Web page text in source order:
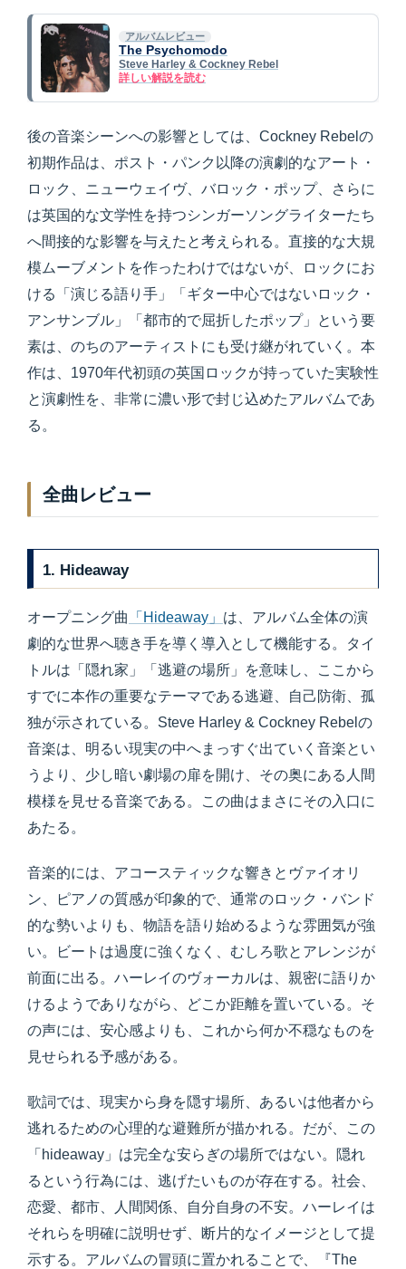
アルバムレビュー
The Psychomodo
Steve Harley & Cockney Rebel
詳しい解説を読む
後の音楽シーンへの影響としては、Cockney Rebelの
初期作品は、ポスト・パンク以降の演劇的なアート・
ロック、ニューウェイヴ、バロック・ポップ、さらに
は英国的な文学性を持つシンガーソングライターたち
へ間接的な影響を与えたと考えられる。直接的な大規
模ムーブメントを作ったわけではないが、ロックにお
ける「演じる語り手」「ギター中心ではないロック・
アンサンブル」「都市的で屈折したポップ」という要
素は、のちのアーティストにも受け継がれていく。本
作は、1970年代初頭の英国ロックが持っていた実験性
と演劇性を、非常に濃い形で封じ込めたアルバムであ
る。
全曲レビュー
1. Hideaway
オープニング曲 「Hideaway」 は、アルバム全体の演
劇的な世界へ聴き手を導く導入として機能する。タイ
トルは「隠れ家」「逃避の場所」を意味し、ここから
すでに本作の重要なテーマである逃避、自己防衛、孤
独が示されている。Steve Harley & Cockney Rebelの
音楽は、明るい現実の中へまっすぐ出ていく音楽とい
うより、少し暗い劇場の扉を開け、その奥にある人間
模様を見せる音楽である。この曲はまさにその入口に
あたる。
音楽的には、アコースティックな響きとヴァイオリ
ン、ピアノの質感が印象的で、通常のロック・バンド
的な勢いよりも、物語を語り始めるような雰囲気が強
い。ビートは過度に強くなく、むしろ歌とアレンジが
前面に出る。ハーレイのヴォーカルは、親密に語りか
けるようでありながら、どこか距離を置いている。そ
の声には、安心感よりも、これから何か不穏なものを
見せられる予感がある。
歌詞では、現実から身を隠す場所、あるいは他者から
逃れるための心理的な避難所が描かれる。だが、この
「hideaway」は完全な安らぎの場所ではない。隠れ
るという行為には、逃げたいものが存在する。社会、
恋愛、都市、人間関係、自分自身の不安。ハーレイは
それらを明確に説明せず、断片的なイメージとして提
示する。アルバムの冒頭に置かれることで、『The